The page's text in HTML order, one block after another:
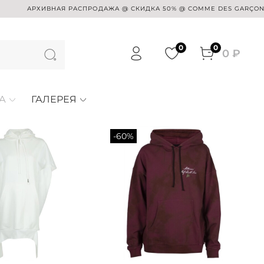
АРХИВНАЯ РАСПРОДАЖА @ СКИДКА 50% @ COMME DES GARÇONS @ SUE
0 0 0 ₽
ГАЛЕРЕЯ
-60%